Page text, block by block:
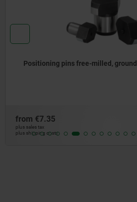
Positioning pins free-milled, ground
from €7.35
plus sales tax
plus shipping costs